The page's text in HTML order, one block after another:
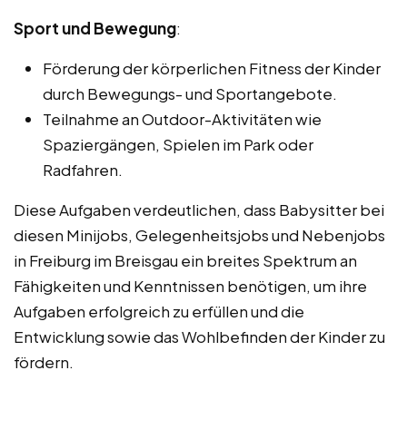
Sport und Bewegung:
Förderung der körperlichen Fitness der Kinder
durch Bewegungs- und Sportangebote.
Teilnahme an Outdoor-Aktivitäten wie
Spaziergängen, Spielen im Park oder
Radfahren.
Diese Aufgaben verdeutlichen, dass Babysitter bei
diesen Minijobs, Gelegenheitsjobs und Nebenjobs
in Freiburg im Breisgau ein breites Spektrum an
Fähigkeiten und Kenntnissen benötigen, um ihre
Aufgaben erfolgreich zu erfüllen und die
Entwicklung sowie das Wohlbefinden der Kinder zu
fördern.